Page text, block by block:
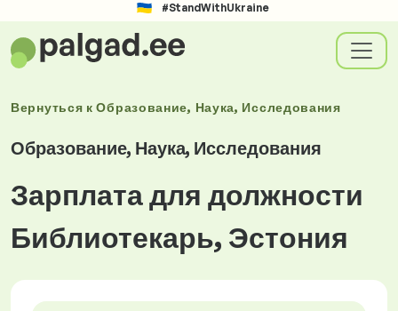
#StandWithUkraine
Вернуться кОбразование, Наука, Исследования
Образование, Наука, Исследования
Зарплата для должности
Библиотекарь, Эстония